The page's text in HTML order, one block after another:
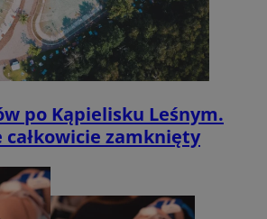
po Kąpielisku Leśnym.
całkowicie zamknięty